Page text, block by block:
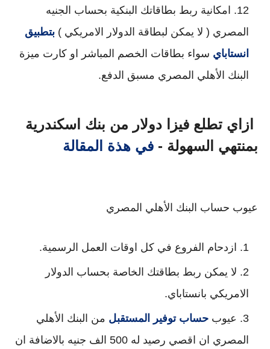
امكانية ربط بطاقاتك البنكية بحساب الجنيه
المصري ( لا يمكن لبطاقة الدولار الامريكي ) بتطبيق
انستاباي سواء بطاقات الخصم المباشر او كارت ميزة
البنك الأهلي المصري مسبق الدفع.
ازاي تطلع فيزا دولار من بنك اسكندرية
بمنتهي السهولة - في هذة المقالة
عيوب حساب البنك الأهلي المصري
ازدحام الفروع في كل اوقات العمل الرسمية.
لا يمكن ربط بطاقتك الخاصة بحساب الدولار
الامريكي بانستاباي.
عيوب حساب توفير المستقبل من البنك الأهلي
المصري ان اقصي رصيد له 500 الف جنيه بالاضافة ان